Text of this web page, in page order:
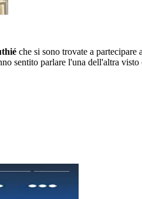
che si sono trovate a
sentito parlare l'una dell'altra